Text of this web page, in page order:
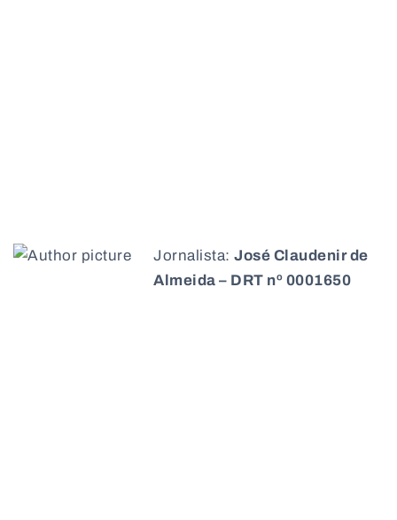
Jornalista: José Claudenir de
Almeida – DRT nº 0001650